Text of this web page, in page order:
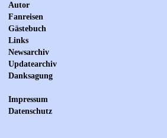
Autor
Fanreisen
Gästebuch
Links
Newsarchiv
Updatearchiv
Danksagung
Impressum
Datenschutz